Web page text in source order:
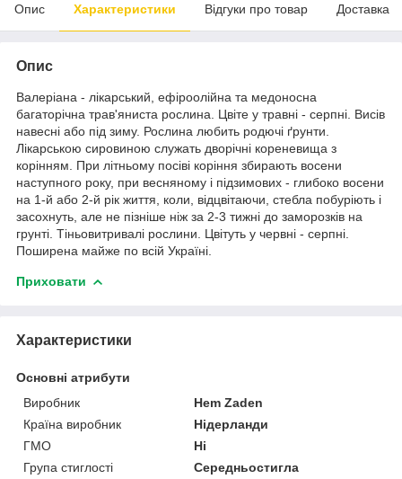
Опис Характеристики Відгуки про товар Доставка
Опис
Валеріана - лікарський, ефіроолійна та медоносна
багаторічна трав'яниста рослина. Цвіте у травні - серпні. Висів
навесні або під зиму. Рослина любить родючі ґрунти.
Лікарською сировиною служать дворічні кореневища з
корінням. При літньому посіві коріння збирають восени
наступного року, при весняному і підзимових - глибоко восени
на 1-й або 2-й рік життя, коли, відцвітаючи, стебла побуріють і
засохнуть, але не пізніше ніж за 2-3 тижні до заморозків на
грунті. Тіньовитривалі рослини. Цвітуть у червні - серпні.
Поширена майже по всій Україні.
Приховати
Характеристики
Основні атрибути
Виробник
Hem Zaden
Країна виробник
Нідерланди
ГМО
Ні
Група стиглості
Середньостигла